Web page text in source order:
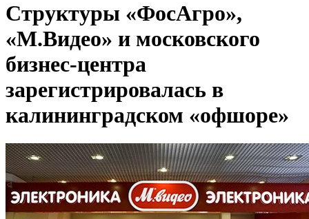
Структуры «ФосАгро»,
«М.Видео» и московского
бизнес-центра
зарегистрировалась в
калининградском «офшоре»